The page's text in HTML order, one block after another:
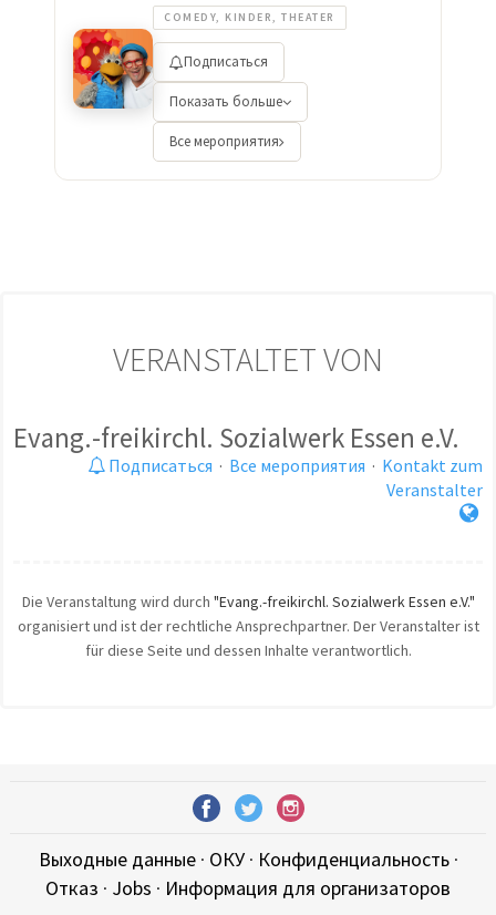
COMEDY, KINDER, THEATER
Подписаться
Показать больше
Все мероприятия
VERANSTALTET VON
Evang.-freikirchl. Sozialwerk Essen e.V.
Подписаться · Все мероприятия · Kontakt zum
Veranstalter
Die Veranstaltung wird durch "Evang.-freikirchl. Sozialwerk Essen e.V."
organisiert und ist der rechtliche Ansprechpartner. Der Veranstalter ist
für diese Seite und dessen Inhalte verantwortlich.
Выходные данные· ОКУ· Конфиденциальность·
Отказ · Jobs · Информация для организаторов